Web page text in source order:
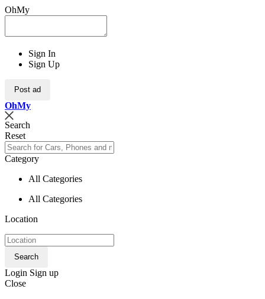
OhMy
Sign In
Sign Up
Post ad
OhMy
Search
Reset
Category
All Categories
All Categories
Location
Search
Login Sign up
Close